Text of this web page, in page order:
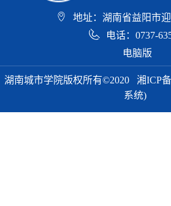
地址：湖南省益阳市
电话：0737-
电脑版
湖南城市学院版权所有©2020 湘ICP
系统)